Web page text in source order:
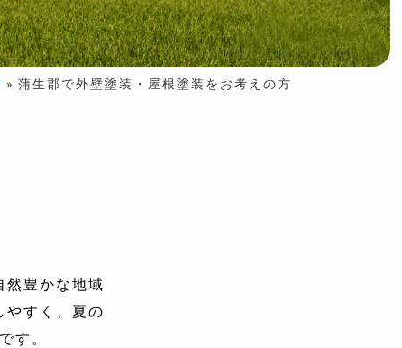
» 蒲生郡で外壁塗装・屋根塗装をお考えの方
然豊かな地域
やすく、夏の
す。